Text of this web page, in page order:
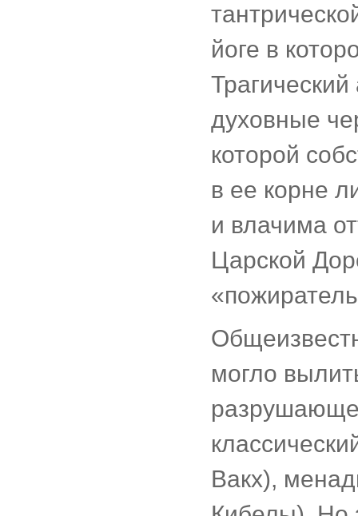
йоге в
духовные
которой
в ее корне
и влачима
Царской
могло
Вакх),